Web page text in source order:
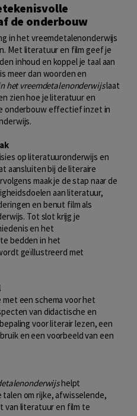
de onderbouw
in het vreemdetalenonderwijs
Met literatuur en film geef je
inhoud en koppel je taal aan
meer dan woorden en
het vreemdetalenonderwijslaat
zien hoe je literatuur en
onderbouw effectief inzet in
op literatuuronderwijs en
aansluiten bij de literaire
maak je de stap naar de
aan literatuur,
en benut film als
Tot slot krijg je
en het
bedden in het
geïllustreerd met
een schema voor het
van didactische en
voor literair lezen, een
en een voorbeeld van een
helpt
talen om rijke, afwisselende,
van literatuur en film te